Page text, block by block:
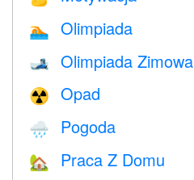
🏊 Olimpiada
🎿 Olimpiada Zimowa
☢️ Opad
🌧 Pogoda
🏡 Praca Z Domu